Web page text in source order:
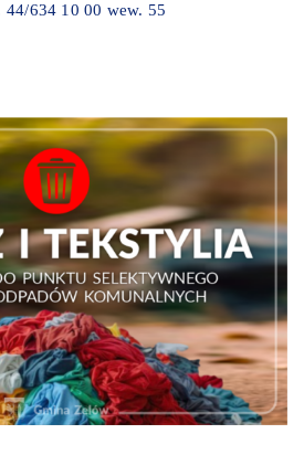
634 10 00 wew. 55